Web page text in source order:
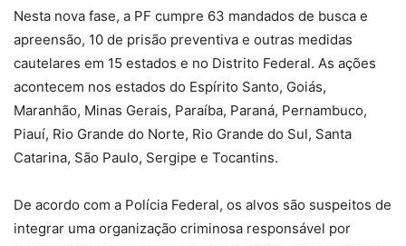
Nesta nova fase, a PF cumpre 63 mandados de busca e
apreensão, 10 de prisão preventiva e outras medidas
cautelares em 15 estados e no Distrito Federal. As ações
acontecem nos estados do Espírito Santo, Goiás,
Maranhão, Minas Gerais, Paraíba, Paraná, Pernambuco,
Piauí, Rio Grande do Norte, Rio Grande do Sul, Santa
Catarina, São Paulo, Sergipe e Tocantins.
De acordo com a Polícia Federal, os alvos são suspeitos de
integrar uma organização criminosa responsável por